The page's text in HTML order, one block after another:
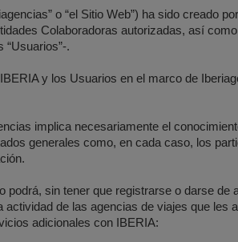
o “el Sitio Web”) ha sido creado
Colaboradoras autorizadas, así
.
y los Usuarios en el marco de
implica necesariamente el
generales como, en cada caso, los
podrá, sin tener que registrarse o darse de
actividad de las agencias de viajes que les
adicionales con IBERIA: